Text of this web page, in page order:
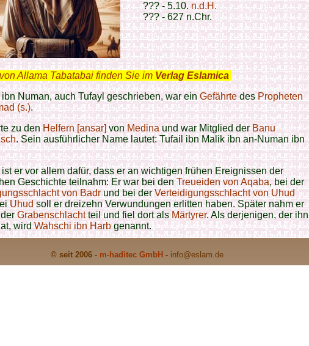
??? -5.10.n.d.H.
??? - 627 n.Chr.
Allama Tabatabai finden Sie im Verlag Eslamica
ibn Numan, auch Tufayl geschrieben, war einGefährtedesPropheten
(s.).
zu denHelfern [ansar]vonMedinaund war Mitglied derBanu
. Sein ausführlicher Name lautet: Tufail ibn Malik ibn an-Numan ibn
er vor allem dafür, dass er an wichtigen frühen Ereignissen der
Geschichte teilnahm: Er war bei denTreueiden von Aqaba, bei der
von Badr und bei derVerteidigungsschlacht von Uhud
Uhudsoll er dreizehn Verwundungen erlitten haben. Später nahm er
derGrabenschlachtteil und fiel dort alsMärtyrer. Als derjenigen, der ihn
wirdWahschi ibn Harbgenannt.
© seit 2006 - m-haditec GmbH - info@eslam.de